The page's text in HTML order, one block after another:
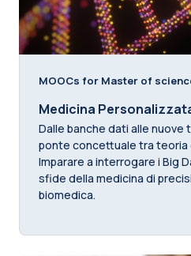
MOOCs for Master of
Medicina
Dalle banche dati alle nuove
ponte concettuale tra teoria
Imparare a interrogare i Big
sfide della medicina di
biomedica.